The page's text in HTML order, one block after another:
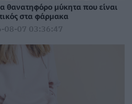
θανατηφόρο μύκητα που είναι
στα φάρμακα
08-07 03:36:47